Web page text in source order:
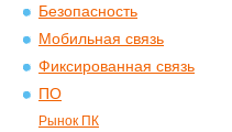
Безопасность
Мобильная связь
Фиксированная связь
ПО
Рынок ПК